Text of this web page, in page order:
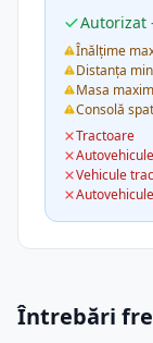
Înălțime
Distanța
Masa
Consolă
Tractoare
Vehicule
Întrebări